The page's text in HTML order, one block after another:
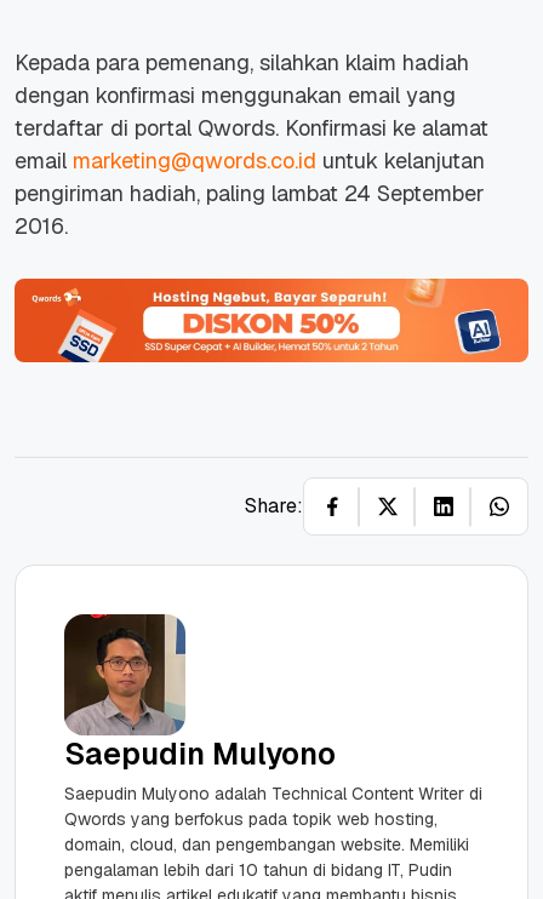
Kepada para pemenang, silahkan klaim hadiah
dengan konfirmasi menggunakan email yang
terdaftar di portal Qwords. Konfirmasi ke alamat
email marketing@qwords.co.id untuk kelanjutan
pengiriman hadiah, paling lambat 24 September
2016.
Share:
Saepudin Mulyono
Saepudin Mulyono adalah Technical Content Writer di
Qwords yang berfokus pada topik web hosting,
domain, cloud, dan pengembangan website. Memiliki
pengalaman lebih dari 10 tahun di bidang IT, Pudin